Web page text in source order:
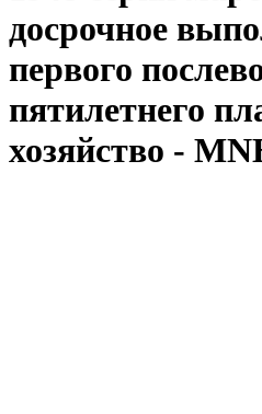
досрочное
первого
пятилетнего
хозяйство -